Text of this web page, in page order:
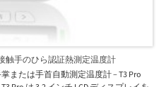
触手のひら認証熱測定温度計
または手首自動測定温度計 – T3 Pro